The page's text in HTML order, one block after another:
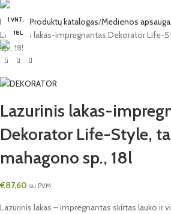
1 VNT.
18L
Pradžia Produktų katalogas Medienos apsauga
Lazurinis lakas-impregnantas Dekorator Life-
sp., 18l
Lazurinis lakas-
Dekorator Life-Style,
mahagono sp., 18l
€87,60 su PVM
Lazurinis lakas – impregnantas skirtas lauko ir